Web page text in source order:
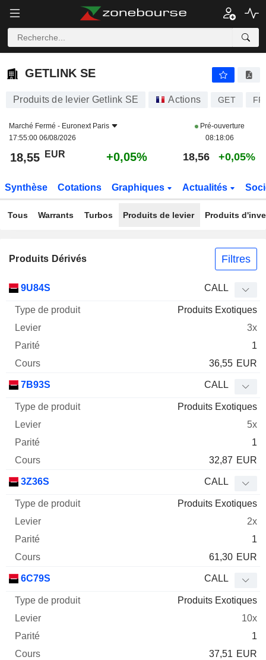
GETLINK SE
GETLINK SE
Produits de levier Getlink SE Actions GET
Marché Fermé - Euronext Paris
17:55:00 06/08/2026
Pré-ouverture
08:18:06
18,55 EUR +0,05% 18,56 +0,05%
Synthèse Cotations Graphiques Actualités
Tous Warrants Turbos Produits de levier Produits
Produits Dérivés Filtres
Mnemo Type produit
Cours
9U84S CALL
Produits Exotiques
3x
1
36,55 EUR
7B93S CALL
Produits Exotiques
5x
1
32,87 EUR
3Z36S CALL
Produits Exotiques
2x
1
61,30 EUR
6C79S CALL
Produits Exotiques
10x
1
37,51 EUR